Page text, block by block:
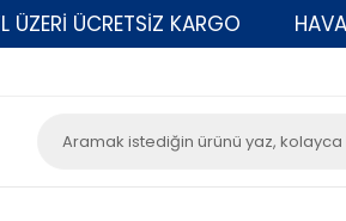
ÜCRETSİZ KARGO HAVALE